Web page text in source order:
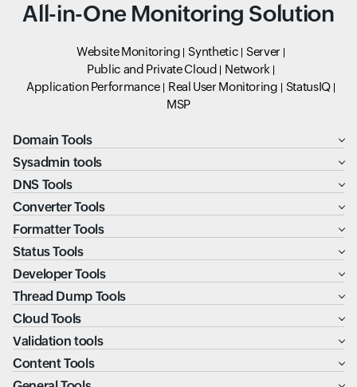
All-in-One Monitoring Solution
Website Monitoring Synthetic
Server
Public and Private Cloud
Network
Application Performance
Real User Monitoring
StatusIQ
MSP
Domain Tools
Sysadmin tools
DNS Tools
Converter Tools
Formatter Tools
Status Tools
Developer Tools
Thread Dump Tools
Cloud Tools
Validation tools
Content Tools